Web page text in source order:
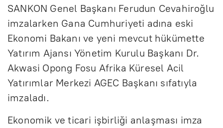
SANKON Genel Başkanı Ferudun Cevahiroğlu
imzalarken Gana Cumhuriyeti adına eski
Ekonomi Bakanı ve yeni mevcut hükümette
Yatırım Ajansı Yönetim Kurulu Başkanı Dr.
Akwasi Opong Fosu Afrika Küresel Acil
Yatırımlar Merkezi AGEC Başkanı sıfatıyla
imzaladı.
Ekonomik ve ticari işbirliği anlaşması imza